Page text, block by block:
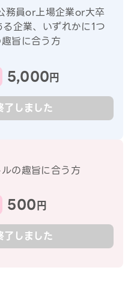
員or上場企業or大卒
企業、いずれかに1つ
旨に合う方
5,000円
了しました
の趣旨に合う方
500円
了しました